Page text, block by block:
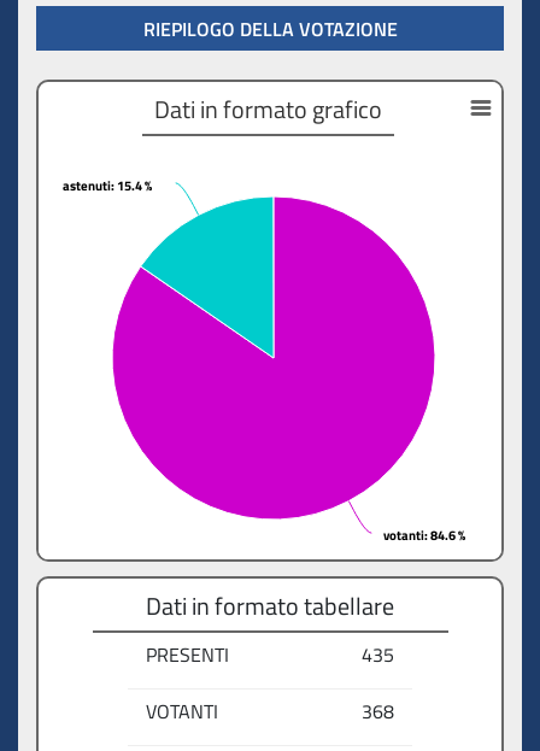
RIEPILOGO DELLA VOTAZIONE
votanti: 84.6 %
votanti: 84.6 %
astenuti: 15.4 %
astenuti: 15.4 %
Dati in formato grafico
Dati in formato tabellare
PRESENTI
435
VOTANTI
368